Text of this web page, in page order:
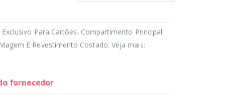
Para Cartões. Compartimento Principal
E Revestimento Costado. Veja mais:
fornecedor